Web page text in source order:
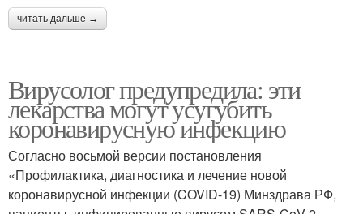
читать дальше →
Вирусолог предупредила: эти
лекарства могут усугубить
коронавирусную инфекцию
Согласно восьмой версии постановления
«Профилактика, диагностика и лечение новой
коронавирусной инфекции (COVID-19) Минздрава РФ,